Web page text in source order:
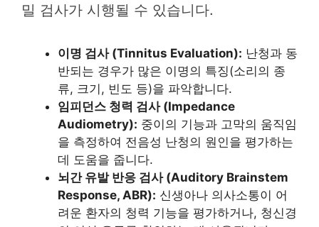
밀 검사가 시행될 수 있습니다.
이명 검사 (Tinnitus Evaluation): 난청과 동
반되는 경우가 많은 이명의 특징(소리의 종
류, 크기, 빈도 등)을 파악합니다.
임피던스 청력 검사 (Impedance
Audiometry): 중이의 기능과 고막의 움직임
을 측정하여 전음성 난청의 원인을 평가하는
데 도움을 줍니다.
뇌간 유발 반응 검사 (Auditory Brainstem
Response, ABR): 신생아나 의사소통이 어
려운 환자의 청력 기능을 평가하거나, 청신경